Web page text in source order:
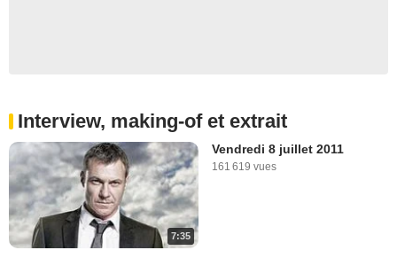
Interview, making-of et extrait
7:35
Vendredi 8 juillet 2011
161 619 vues